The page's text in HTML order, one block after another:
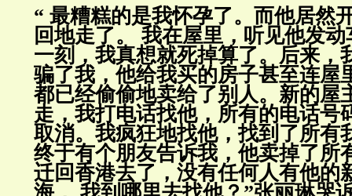
“ 最糟糕的是我怀孕了。而他居然
回地走了。 我在屋里，听见他发动
一刻，我真想就死掉算了。后来，
骗了我，他给我买的房子甚至连屋
都已经偷偷地卖给了别人。新的屋
走，我打电话找他，所有的电话号
取消。我疯狂地找他，找到了所有
终于有个朋友告诉我，他卖掉了所
迁回香港去了，没有任何人有他的